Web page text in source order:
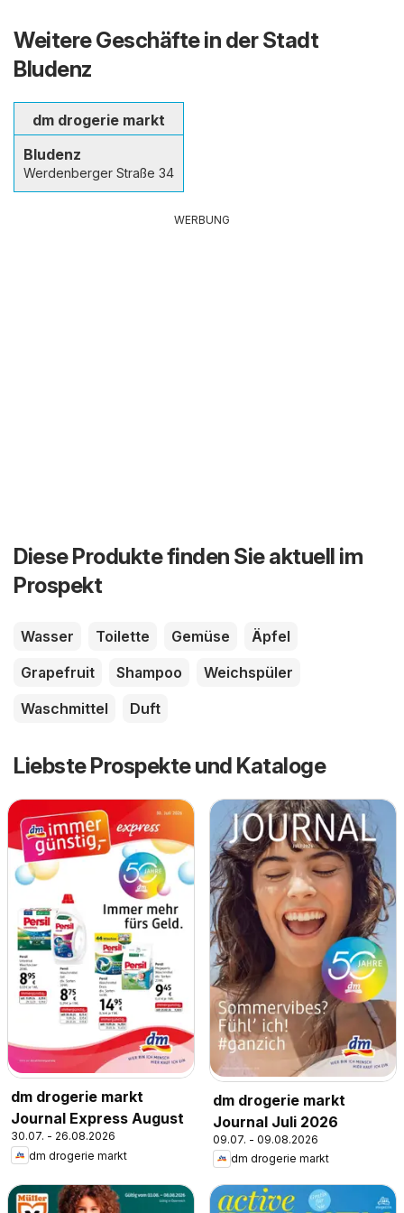
Weitere Geschäfte in der Stadt
Bludenz
dm drogerie markt
Bludenz
Werdenberger Straße 34
WERBUNG
Diese Produkte finden Sie aktuell im
Prospekt
Wasser Toilette Gemüse
Äpfel
Grapefruit
Shampoo
Weichspüler
Waschmittel
Duft
Liebste Prospekte und Kataloge
dm drogerie markt
Journal Express August
30.07. - 26.08.2026
dm drogerie markt
dm drogerie markt
Journal Juli 2026
09.07. - 09.08.2026
dm drogerie markt